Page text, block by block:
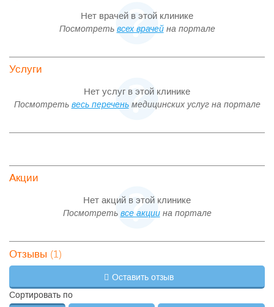
ЕМС работает в экстренном и плановом режиме 24 часа в
сутки 365 дней в году.
Нет врачей в этой клинике
Посмотреть всех врачейна портале
Услуги
Нет услуг в этой клинике
Посмотреть весь переченьмедицинских услуг на портале
Акции
Нет акций в этой клинике
Посмотреть все акциина портале
Отзывы (1)
Оставить отзыв
Сортировать по